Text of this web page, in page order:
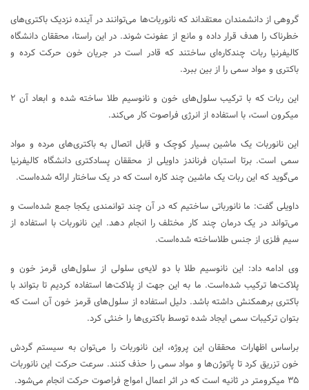
گروهی از دانشمندان معتقداند که نانوربات‌ها می‌توانند در آینده نزدیک باکتری‌های
خطرناک را هدف قرار داده و مانع از عفونت شوند. در این راستا، محققان دانشگاه
کالیفرنیا ربات چندکاره‌ای ساختند که قادر است در جریان خون حرکت کرده و
باکتری و مواد سمی را از بین ببرد.
این ربات که با ترکیب سلول‌های خون و نانوسیم طلا ساخته شده و ابعاد آن ۲
میکرون است، با استفاده از انرژی فراصوت کار می‌کند.
این نانوربات یک ماشین بسیار کوچک و قابل اتصال به باکتری‌های مرده و مواد
سمی است. برتا استبان فرناندز داویلی از محققان پسادکتری دانشگاه کالیفرنیا
می‌گوید که این ربات یک ماشین چند کاره است که در یک ساختار ارائه شده‌است.
داویلی گفت: ما نانورباتی ساختیم که در آن چند توانمندی یکجا جمع شده‌است و
می‌تواند در یک درمان چند کار مختلف را انجام دهد. این نانوربات با استفاده از
سیم فلزی از جنس طلاساخته شده‌است.
وی ادامه داد: این نانوسیم طلا با دو لایه‌ی سلولی از سلول‌های قرمز خون و
پلاکت‌ها ترکیب شده‌است. ما به این جهت از پلاکت‌ها استفاده کردیم تا بتواند با
باکتری برهمکنش داشته باشد. دلیل استفاده از سلول‌های قرمز خون آن است که
بتوان ترکیبات سمی ایجاد شده توسط باکتری‌ها را خنثی کرد.
براساس اظهارات محققان این پروژه، این نانوربات را می‌توان به سیستم گردش
خون تزریق کرد تا پاتوژن‌ها و مواد سمی را حذف کنند. سرعت حرکت این نانوربات
۳۵ میکرومتر در ثانیه است که در اثر اعمال امواج فراصوت حرکت انجام می‌شود.